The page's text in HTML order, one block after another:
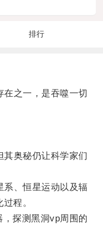
排行
之一，是吞噬一切
奥秘仍让科学家们
、恒星运动以及辐
程。
探测黑洞vp周围的